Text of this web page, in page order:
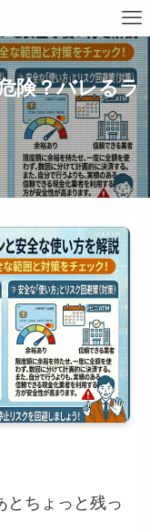
険？バレるラ
とちょっと残っ